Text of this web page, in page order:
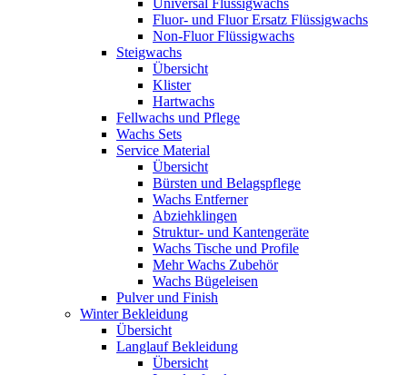
Universal Flüssigwachs
Fluor- und Fluor Ersatz Flüssigwachs
Non-Fluor Flüssigwachs
Steigwachs
Übersicht
Klister
Hartwachs
Fellwachs und Pflege
Wachs Sets
Service Material
Übersicht
Bürsten und Belagspflege
Wachs Entferner
Abziehklingen
Struktur- und Kantengeräte
Wachs Tische und Profile
Mehr Wachs Zubehör
Wachs Bügeleisen
Pulver und Finish
Winter Bekleidung
Übersicht
Langlauf Bekleidung
Übersicht